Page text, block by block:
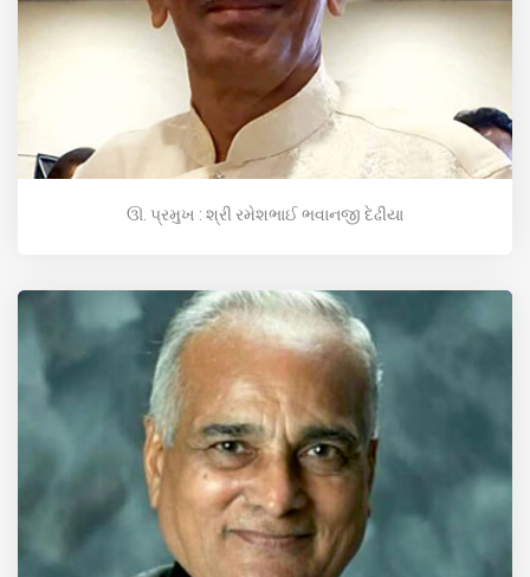
ઊ. પ્રમુખ : શ્રી રમેશભાઈ ભવાનજી દેઢીયા